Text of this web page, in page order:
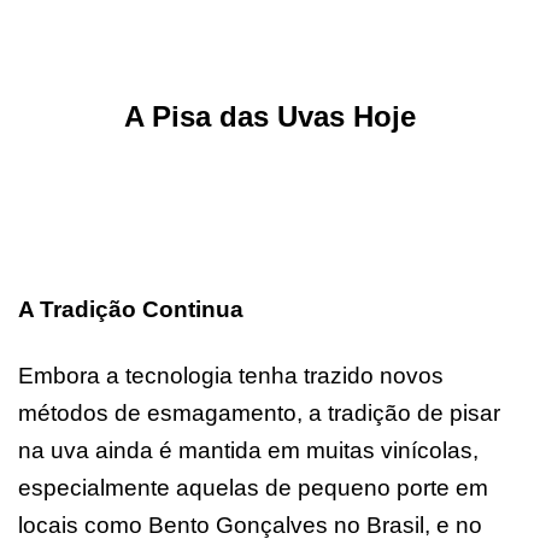
A Pisa das Uvas Hoje
A Tradição Continua
Embora a tecnologia tenha trazido novos
métodos de esmagamento, a tradição de pisar
na uva ainda é mantida em muitas vinícolas,
especialmente aquelas de pequeno porte em
locais como Bento Gonçalves no Brasil, e no